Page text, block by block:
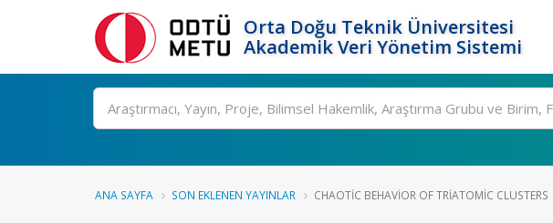
Orta Doğu Teknik Üniversitesi
Akademik Veri Yönetim Sistemi
Ara
ANA SAYFA SON EKLENEN YAYINLAR CHAOTIC BEHAVIOR OF TRIATOMIC CLUSTERS